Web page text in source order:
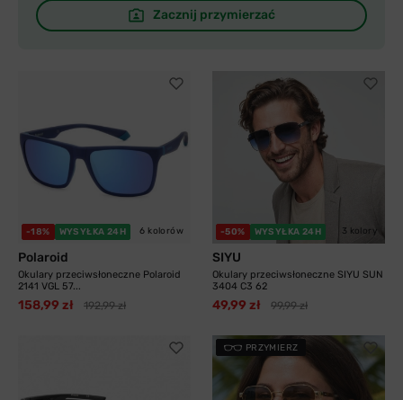
Zacznij przymierzać
-18% WYSYŁKA 24H 6 kolorów
Polaroid
Okulary przeciwsłoneczne Polaroid
2141 VGL 57...
158,99 zł 192,99 zł
-50% WYSYŁKA 24H 3 kolory
SIYU
Okulary przeciwsłoneczne SIYU SUN
3404 C3 62
49,99 zł 99,99 zł
PRZYMIERZ